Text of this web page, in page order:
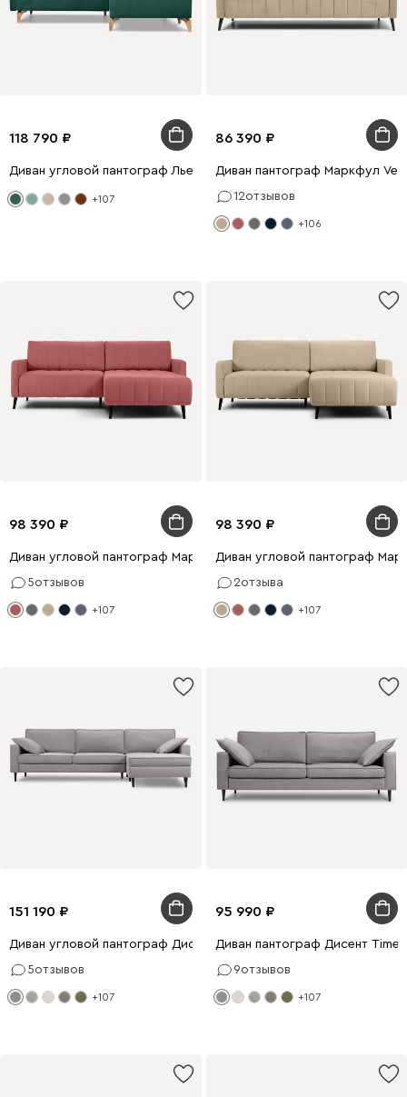
118 790
Диван угловой пантограф Льери Barhat Emerald
+107
86 390
Диван пантограф Маркфул
12отзывов
+106
98 390
Диван угловой пантограф Маркфул Velvet Coral
5отзывов
+107
98 390
Диван угловой пантограф
2отзыва
+107
151 190
Диван угловой пантограф Дисент Time Grey
5отзывов
+107
95 990
Диван пантограф Дисент Time
9отзывов
+107